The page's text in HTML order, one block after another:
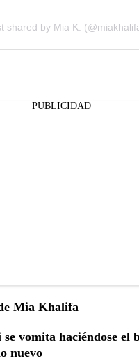
shared by Mia K.
PUBLICIDAD
Mia Khalifa
vomita haciéndose el
nuevo